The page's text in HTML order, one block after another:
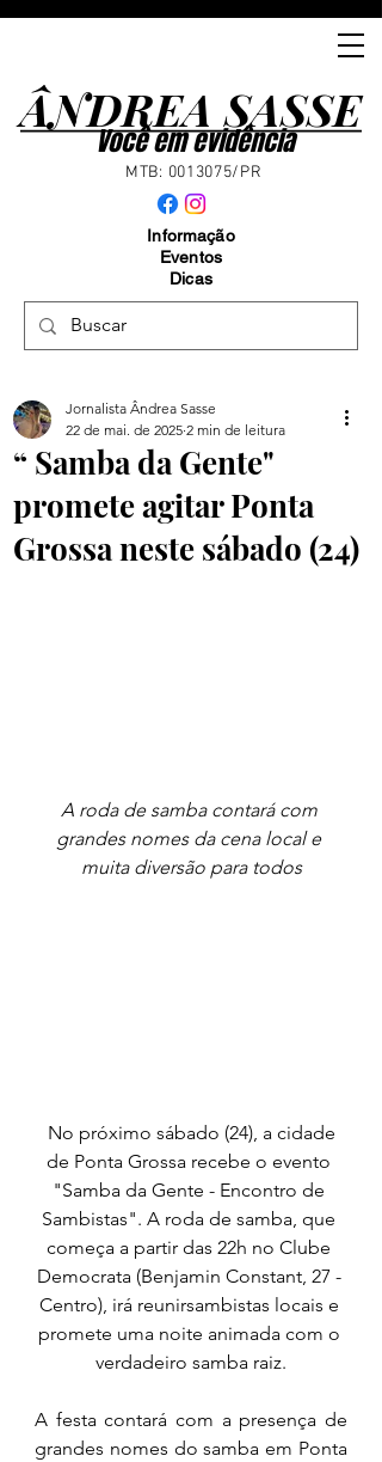
ÂNDREA SASSE
ÂNDREA SASSE
Você em evidência
MTB: 0013075/PR
Informação
Eventos
Dicas
“ Samba da Gente"
promete agitar Ponta
Grossa neste sábado (24)
Jornalista Ândrea Sasse
22 de mai. de 2025 2 min de leitura
A roda de samba contará com
grandes nomes da cena local e
muita diversão para todos
No próximo sábado (24), a cidade
de Ponta Grossa recebe o evento
"Samba da Gente - Encontro de
Sambistas". A roda de samba, que
começa a partir das 22h no Clube
Democrata (Benjamin Constant, 27 -
Centro), irá reunirsambistas locais e
promete uma noite animada com o
verdadeiro samba raiz.
A festa contará com a presença de
grandes nomes do samba em Ponta